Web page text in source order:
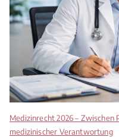
Medizinrecht 2026 –
medizinischer Verantwortung